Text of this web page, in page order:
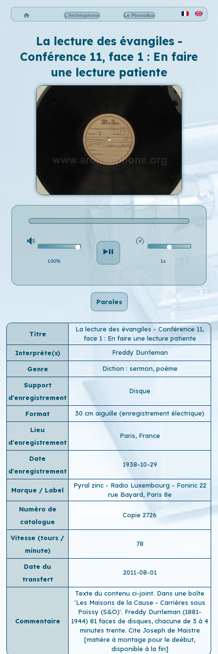
L'Archéophone Le Phonoflux
La lecture des évangiles -
Conférence 11, face 1 : En faire
une lecture patiente
100% 1x
Paroles
Titre
La lecture des évangiles - Conférence 11,
face 1 : En faire une lecture patiente
Interprète(s)
Freddy Durrleman
Genre Diction : sermon, poème
Support
d'enregistrement
Disque
Format 30 cm aiguille (enregistrement électrique)
Lieu
d'enregistrement
Paris, France
Date
d'enregistrement
1938-10-29
Marque / Label
Pyral zinc - Radio Luxembourg - Foniric 22
rue Bayard, Paris 8e
Numéro de
catalogue
Copie 2726
Vitesse (tours /
minute)
78
Date du
transfert
2011-08-01
Commentaire
Texte du contenu ci-joint. Dans une boîte
'Les Maisons de la Cause - Carrières sous
Poissy (S&O)'. Freddy Durrleman (1881-
1944) 81 faces de disques, chacune de 3 à 4
minutes trente. Cite Joseph de Maistre
[matière à montage pour le deébut,
disponible à la fin]